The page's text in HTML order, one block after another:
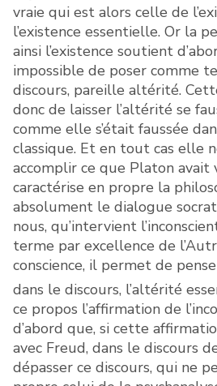
vraie qui est alors celle de
l’existence essentielle. Or la
ainsi l’existence soutient
impossible de poser comme
discours, pareille altérité.
donc de laisser l’altérité se
comme elle s’était faussée
classique. Et en tout cas elle
accomplir ce que Platon avait
caractérise en propre la
absolument le dialogue
nous, qu’intervient
terme par excellence de
conscience, il permet de
dans le discours, l’altérité
ce propos l’affirmation de
d’abord que, si cette
avec Freud, dans le discours
dépasser ce discours, qui ne